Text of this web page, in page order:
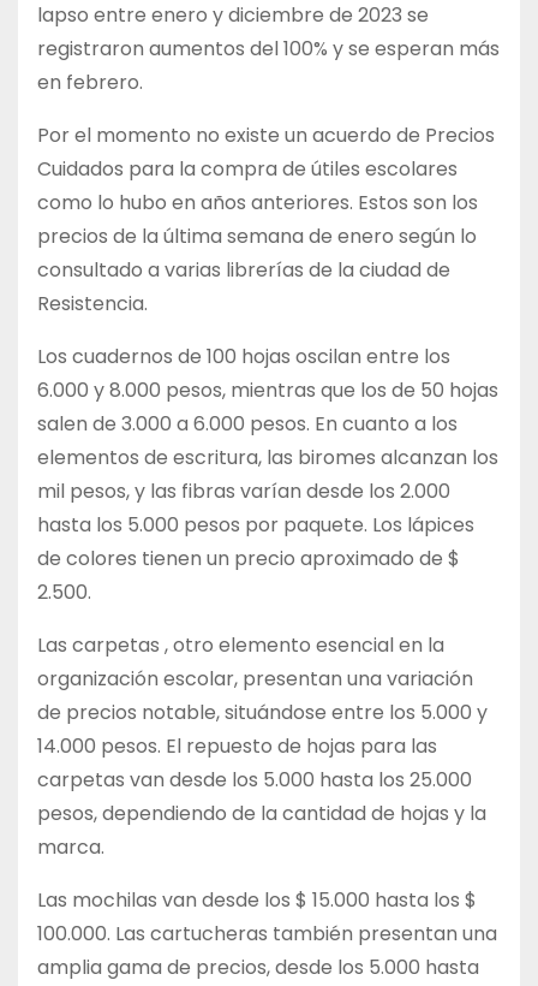
lapso entre enero y diciembre de 2023 se
registraron aumentos del 100% y se esperan más
en febrero.
Por el momento no existe un acuerdo de Precios
Cuidados para la compra de útiles escolares
como lo hubo en años anteriores. Estos son los
precios de la última semana de enero según lo
consultado a varias librerías de la ciudad de
Resistencia.
Los cuadernos de 100 hojas oscilan entre los
6.000 y 8.000 pesos, mientras que los de 50 hojas
salen de 3.000 a 6.000 pesos. En cuanto a los
elementos de escritura, las biromes alcanzan los
mil pesos, y las fibras varían desde los 2.000
hasta los 5.000 pesos por paquete. Los lápices
de colores tienen un precio aproximado de $
2.500.
Las carpetas , otro elemento esencial en la
organización escolar, presentan una variación
de precios notable, situándose entre los 5.000 y
14.000 pesos. El repuesto de hojas para las
carpetas van desde los 5.000 hasta los 25.000
pesos, dependiendo de la cantidad de hojas y la
marca.
Las mochilas van desde los $ 15.000 hasta los $
100.000. Las cartucheras también presentan una
amplia gama de precios, desde los 5.000 hasta